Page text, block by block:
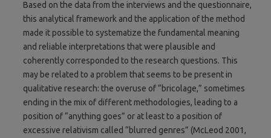
Based on the data from the interviews and the questionnaire,
this analytical framework and the application of the method
made it possible to systematize the fundamental meaning
and reliable interpretations that were plausible and
coherently corresponded to the research questions. This
may be related to a problem that seems to be present in
qualitative research: the overuse of “bricolage,” sometimes
ending in the mix of different methodologies, leading to a
position of “anything goes” or at least to a position of
excessive relativism called “blurred genres” (McLeod 2001,